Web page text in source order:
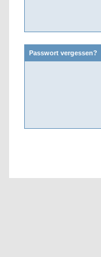
Passwort vergessen?